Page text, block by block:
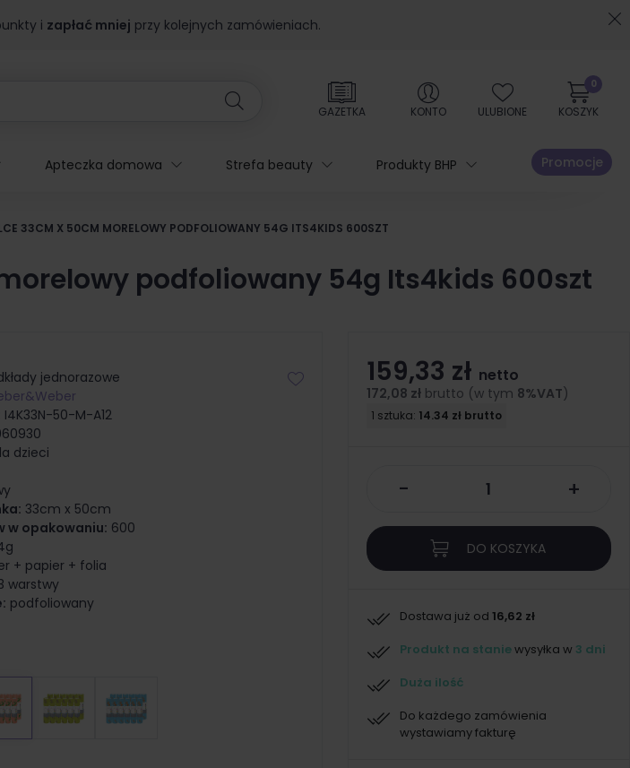
i zapłać mniej przy kolejnych zamówieniach.
GAZETKA KONTO ULUBIONE KOSZYK
0
Apteczka domowa Strefa beauty Produkty BHP Promocje
33CM X 50CM MORELOWY PODFOLIOWANY 54G ITS4KIDS 600SZT
podfoliowany 54g Its4kids 600szt
jednorazowe
I4K33N-50-M-A12
dzieci
33cm x 50cm
w opakowaniu: 600
+ papier + folia
warstwy
podfoliowany
159,33 zł netto
172,08 złbrutto (w tym 8%VAT)
1 sztuka: 14.34 zł brutto
- +
DO KOSZYKA
Dostawa już od 16,62 zł
Produkt na staniewysyłka w 3 dni
Duża ilość
Do każdego zamówienia
wystawiamy fakturę